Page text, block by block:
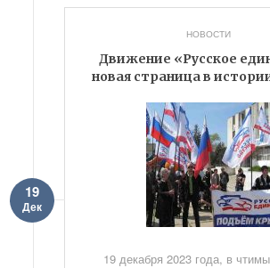
НОВОСТИ
Движение «Русское
новая страница в
19
Дек
19 декабря 2023 года, в